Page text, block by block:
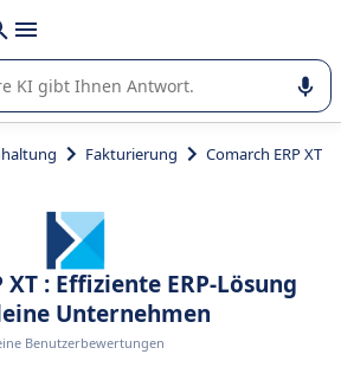
mit
Sie bei der Nutzung oder Auswahl
Fakturierung Comarch ERP XT
XT : Effiziente ERP-Lösung
Unternehmen
Benutzerbewertungen